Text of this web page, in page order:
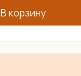
В корзину